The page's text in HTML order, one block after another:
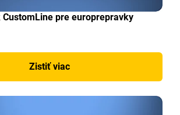
CustomLine pre europrepravky
Zistiť viac